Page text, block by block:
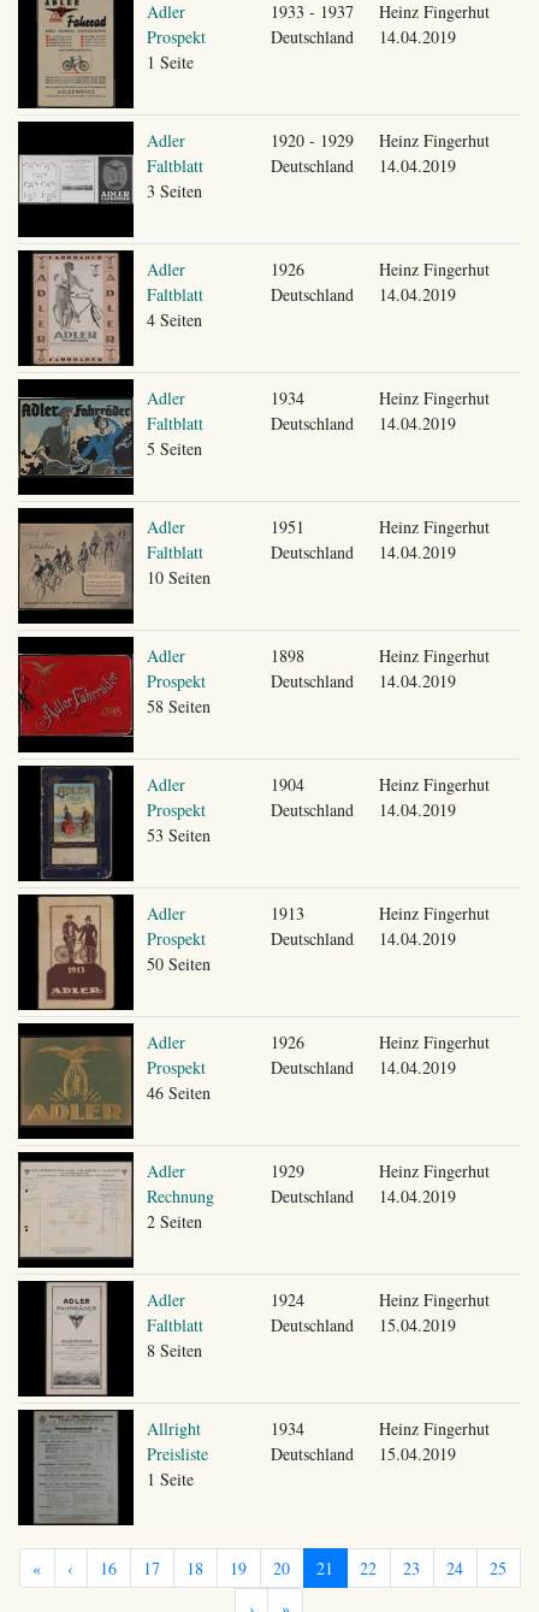
Adler
Prospekt
1 Seite
1933 - 1937
Deutschland
Heinz Fingerhut
14.04.2019
Adler
Faltblatt
3 Seiten
1920 - 1929
Deutschland
Heinz Fingerhut
14.04.2019
Adler
Faltblatt
4 Seiten
1926
Deutschland
Heinz Fingerhut
14.04.2019
Adler
Faltblatt
5 Seiten
1934
Deutschland
Heinz Fingerhut
14.04.2019
Adler
Faltblatt
10 Seiten
1951
Deutschland
Heinz Fingerhut
14.04.2019
Adler
Prospekt
58 Seiten
1898
Deutschland
Heinz Fingerhut
14.04.2019
Adler
Prospekt
53 Seiten
1904
Deutschland
Heinz Fingerhut
14.04.2019
Adler
Prospekt
50 Seiten
1913
Deutschland
Heinz Fingerhut
14.04.2019
Adler
Prospekt
46 Seiten
1926
Deutschland
Heinz Fingerhut
14.04.2019
Adler
Rechnung
2 Seiten
1929
Deutschland
Heinz Fingerhut
14.04.2019
Adler
Faltblatt
8 Seiten
1924
Deutschland
Heinz Fingerhut
15.04.2019
Allright
Preisliste
1 Seite
1934
Deutschland
Heinz Fingerhut
15.04.2019
« ‹ 16 17 18 19 20 21 22 23 24
25
›
»